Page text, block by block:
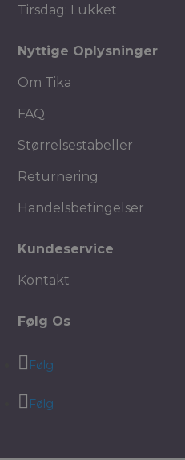
Tirsdag: Lukket
Nyttige Oplysninger
Om Tika
FAQ
Størrelsestabeller
Returnering
Handelsbetingelser
Kundeservice
Kontakt
Følg Os
Følg
Følg